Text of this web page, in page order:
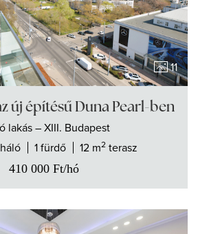
11
új építésű Duna Pearl-ben
lakás– XIII. Budapest
1 fürdő 12 m2 terasz
410 000 Ft/hó